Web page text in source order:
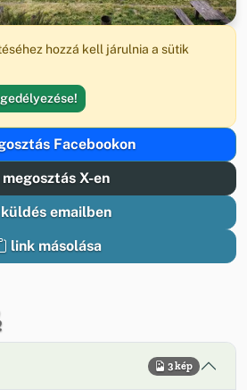
hozzá kell járulnia a sütik
Facebookon
megosztás X-en
küldés emailben
link másolása
3 kép